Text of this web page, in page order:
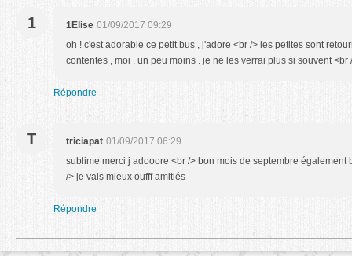
1 1Elise 01/09/2017 09:29
oh ! c'est adorable ce petit bus , j'adore <br /> les petites sont
contentes , moi , un peu moins . je ne les verrai plus si souvent <br
Répondre
T triciapat 01/09/2017 06:29
sublime merci j adooore <br /> bon mois de septembre également
/> je vais mieux oufff amitiés
Répondre